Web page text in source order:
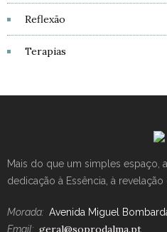
Reflexão
Terapias
Mais do que um simples espaço,
dedicação à Essência, à
Morada: Avenida Miguel
Email: geral@soprodalma.pt